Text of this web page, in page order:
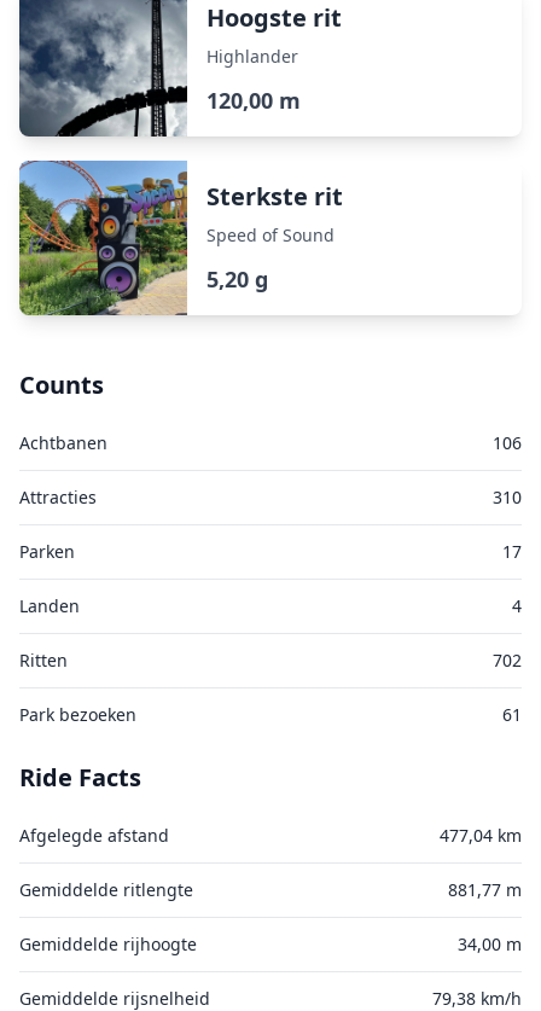
Hoogste rit
Highlander
120,00 m
Sterkste rit
Speed of Sound
5,20 g
Counts
Achtbanen 106
Attracties 310
Parken 17
Landen 4
Ritten 702
Park bezoeken 61
Ride Facts
Afgelegde afstand 477,04 km
Gemiddelde ritlengte 881,77 m
Gemiddelde rijhoogte 34,00 m
Gemiddelde rijsnelheid 79,38 km/h